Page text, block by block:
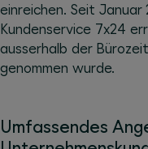
einreichen. Seit
Kundenservice 7x24
ausserhalb der
genommen wurde.
Umfassendes